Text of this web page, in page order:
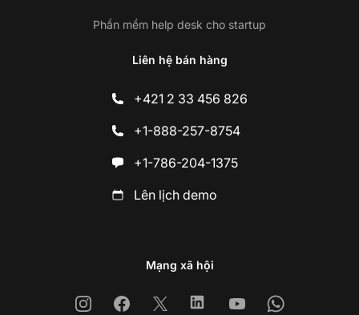
Phần mềm help desk cho startup
Liên hệ bán hàng
+421 2 33 456 826
+1-888-257-8754
+1-786-204-1375
Lên lịch demo
Mạng xã hội
InstagramFacebook
X LinkedinYoutubeWhatsapp